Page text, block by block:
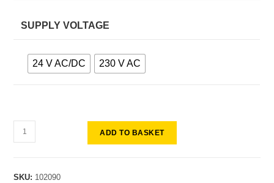
SUPPLY VOLTAGE
24 V AC/DC 230 V AC
ADD TO BASKET
SKU: 102090